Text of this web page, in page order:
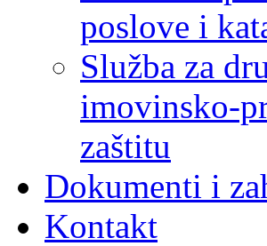
poslove i
Služba za
imovinsko-
zaštitu
Dokumenti i
Kontakt